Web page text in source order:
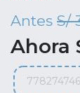
Antes S/
Ahora